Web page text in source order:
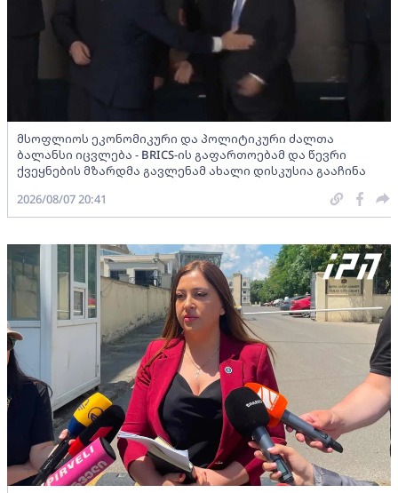
მსოფლიოს ეკონომიკური და პოლიტიკური ძალთა
ბალანსი იცვლება - BRICS-ის გაფართოებამ და წევრი
ქვეყნების მზარდმა გავლენამ ახალი დისკუსია გააჩინა
2026/08/07 20:41